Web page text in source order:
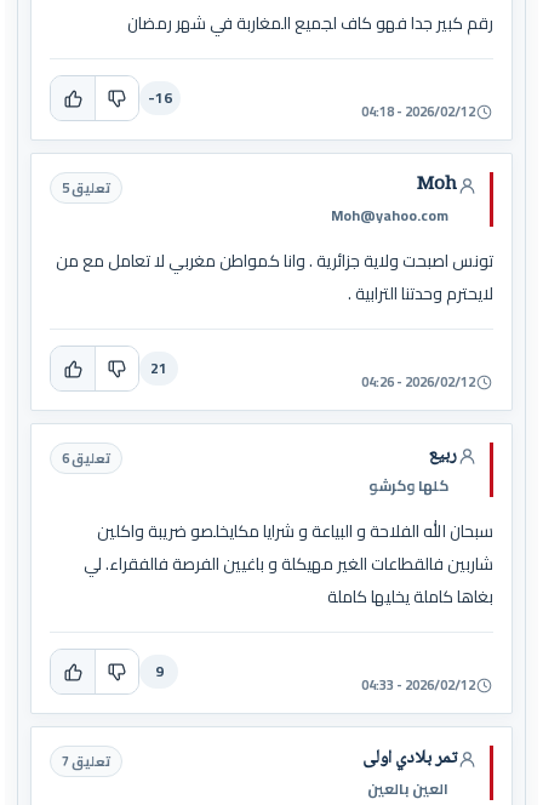
رقم كبير جدا فهو كاف لجميع المغاربة في شهر رمضان
2026/02/12 - 04:18
-16
Moh
Moh@yahoo.com
تعليق 5
تونس اصبحت ولاية جزائرية . وانا كمواطن مغربي لا تعامل مع من
لايحترم وحدتنا الترابية .
2026/02/12 - 04:26
21
ربيع
كلها وكرشو
تعليق 6
سبحان الله الفلاحة و البياعة و شرايا مكايخلصو ضريبة واكلين
شاربين فالقطاعات الغير مهيكلة و باغيين الفرصة فالفقراء. لي
بغاها كاملة يخليها كاملة
2026/02/12 - 04:33
9
تمر بلادي اولى
العين بالعين
تعليق 7